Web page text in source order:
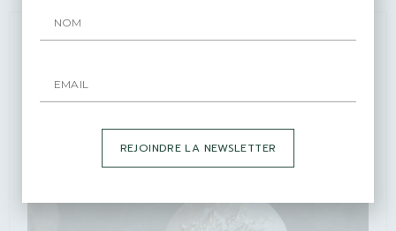
REJOINDRE LA NEWSLETTER